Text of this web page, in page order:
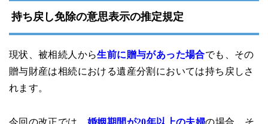
持ち戻し免除の意思表示の推定規定
現状、被相続人から生前に贈与があった場合でも、その
贈与財産は相続における遺産分割においては持ち戻しさ
れます。
今回の改正では、婚姻期間が20年以上の夫婦の場合、そ